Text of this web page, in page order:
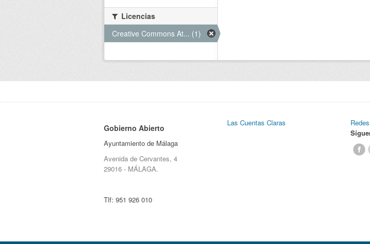
Licencias
Creative Commons At... (1)
Gobierno Abierto
Ayuntamiento de Málaga
Avenida de Cervantes, 4
29016 - MÁLAGA.
Tlf: 951 926 010
Las Cuentas Claras